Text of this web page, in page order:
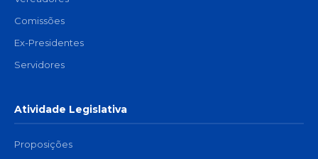
Comissões
Ex-Presidentes
Servidores
Atividade Legislativa
Proposições